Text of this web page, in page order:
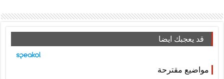
قد يعجبك ايضا
مواضيع مقترحة